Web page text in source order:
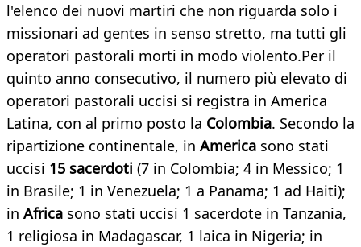
l'elenco dei nuovi martiri che non riguarda solo i
missionari ad gentes in senso stretto, ma tutti gli
operatori pastorali morti in modo violento.Per il
quinto anno consecutivo, il numero più elevato di
operatori pastorali uccisi si registra in America
Latina, con al primo posto la Colombia. Secondo la
ripartizione continentale, in America sono stati
uccisi 15 sacerdoti (7 in Colombia; 4 in Messico; 1
in Brasile; 1 in Venezuela; 1 a Panama; 1 ad Haiti);
in Africa sono stati uccisi 1 sacerdote in Tanzania,
1 religiosa in Madagascar, 1 laica in Nigeria; in